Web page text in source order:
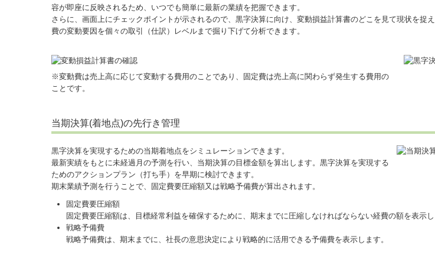
容が即座に反映されるため、いつでも簡単に最新の業績を把握できます。
さらに、画面上にチェックポイントが示されるので、黒字決算に向け、変動損益計算書のどこを見て現状を
費の変動要因を個々の取引（仕訳）レベルまで掘り下げて分析できます。
※変動費は売上高に応じて変動する費用のことであり、固定費は売上高に関わらず発生する費用の
ことです。
当期決算(着地点)の先行き管理
黒字決算を実現するための当期着地点をシミュレーションできます。
最新実績をもとに未経過月の予測を行い、当期決算の目標金額を算出します。黒字決算を実現する
ためのアクションプラン（打ち手）を早期に検討できます。
期末業績予測を行うことで、固定費要圧縮額又は戦略予備費が算出されます。
固定費要圧縮額
固定費要圧縮額は、目標経常利益を確保するために、期末までに圧縮しなければならない経費の額を表示し
戦略予備費
戦略予備費は、期末までに、社長の意思決定により戦略的に活用できる予備費を表示します。